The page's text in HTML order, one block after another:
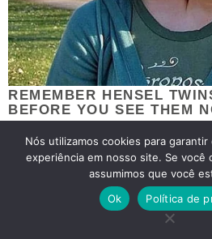
Nós utilizamos cookies para
experiência em nosso site. Se você
assumimos que você
Ok
Política de